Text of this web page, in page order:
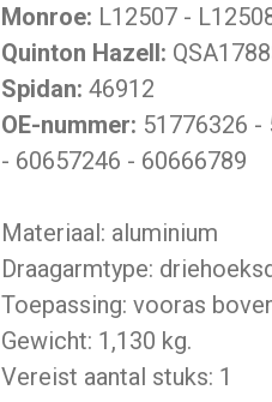
Monroe: L12507 -
Quinton Hazell:
Spidan: 46912
OE-nummer: 51776326 -
- 60657246 - 60666789
Materiaal: aluminium
Draagarmtype:
Toepassing: vooras
Gewicht: 1,130 kg.
Vereist aantal stuks: 1